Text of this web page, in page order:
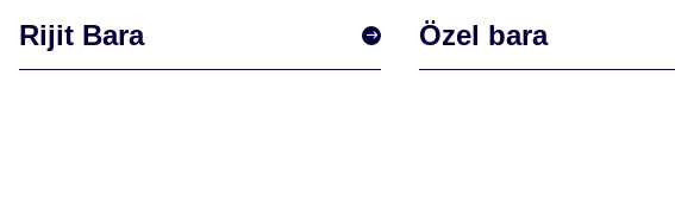
Rijit Bara Özel bara